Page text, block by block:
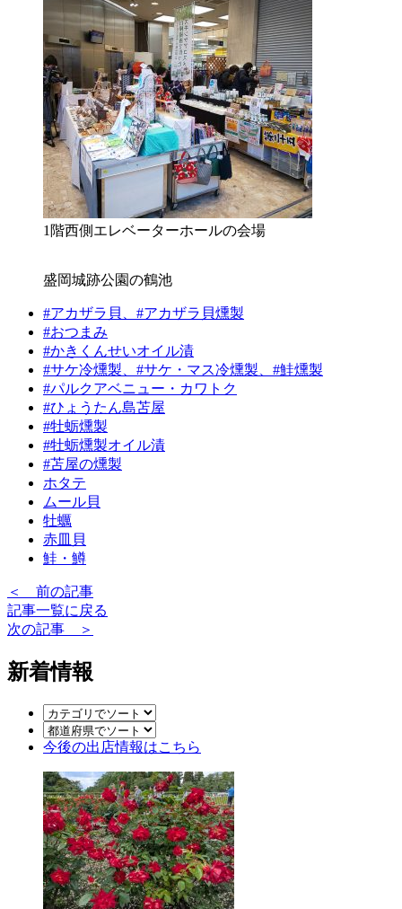
1階西側エレベーターホールの会場
盛岡城跡公園の鶴池
#アカザラ貝、#アカザラ貝燻製
#おつまみ
#かきくんせいオイル漬
#サケ冷燻製、#サケ・マス冷燻製、#鮭燻製
#パルクアベニュー・カワトク
#ひょうたん島苫屋
#牡蛎燻製
#牡蛎燻製オイル漬
#苫屋の燻製
ホタテ
ムール貝
牡蠣
赤皿貝
鮭・鱒
＜ 前の記事
記事一覧に戻る
次の記事 ＞
新着情報
今後の出店情報はこちら